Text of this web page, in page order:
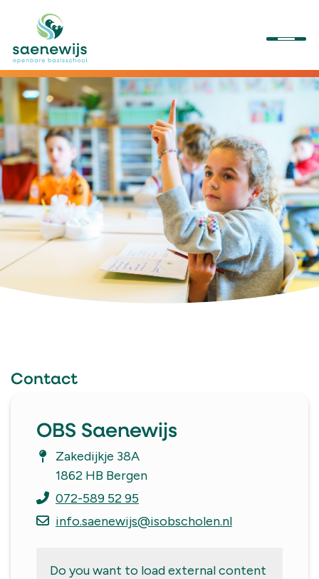
Onze school
Ons onderwijs
Onze activiteiten
Praktische informatie
Kennismaken/aanmelden
Contact
OBS Saenewijs
Zakedijkje 38A
1862 HB Bergen
072-589 52 95
info.saenewijs@isobscholen.nl
Do you want to load external content